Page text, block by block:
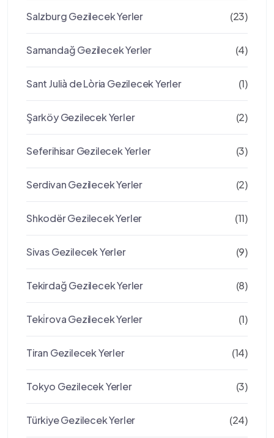
Salzburg Gezilecek Yerler (23)
Samandağ Gezilecek Yerler (4)
Sant Julià de Lòria Gezilecek Yerler (1)
Şarköy Gezilecek Yerler (2)
Seferihisar Gezilecek Yerler (3)
Serdivan Gezilecek Yerler (2)
Shkodër Gezilecek Yerler (11)
Sivas Gezilecek Yerler (9)
Tekirdağ Gezilecek Yerler (8)
Teki̇rova Gezilecek Yerler (1)
Tiran Gezilecek Yerler (14)
Tokyo Gezilecek Yerler (3)
Türkiye Gezilecek Yerler (24)